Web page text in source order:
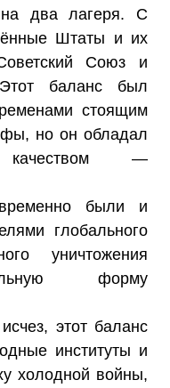
два лагеря. С
Штаты и их
Союз и
Этот баланс был
стоящим
но он обладал
—
были и
глобального
уничтожения
форму
этот баланс
институты и
холодной войны,